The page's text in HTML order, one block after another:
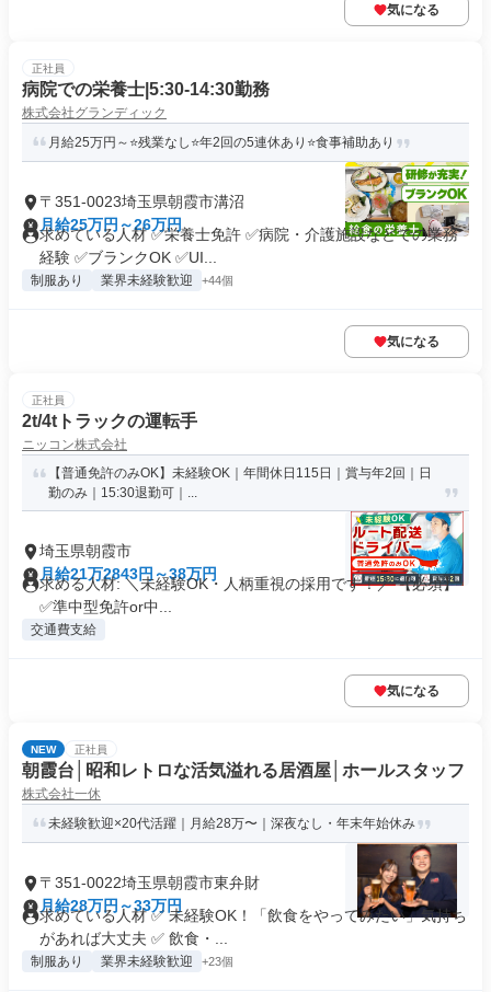
気になる
正社員
病院での栄養士|5:30‐14:30勤務
株式会社グランディック
月給25万円～⭐残業なし⭐年2回の5連休あり⭐食事補助あり
〒351-0023埼玉県朝霞市溝沼
月給25万円～26万円
求めている人材 ✅栄養士免許 ✅病院・介護施設などでの業務
経験 ✅ブランクOK ✅UI...
制服あり 業界未経験歓迎 +44個
気になる
正社員
2t/4tトラックの運転手
ニッコン株式会社
【普通免許のみOK】未経験OK｜年間休日115日｜賞与年2回｜日
勤のみ｜15:30退勤可｜...
埼玉県朝霞市
月給21万2843円～38万円
求める人材: ＼未経験OK・人柄重視の採用です！／ 【必須】
✅️準中型免許or中...
交通費支給
気になる
NEW 正社員
朝霞台│昭和レトロな活気溢れる居酒屋│ホールスタッフ
株式会社一休
未経験歓迎×20代活躍｜月給28万〜｜深夜なし・年末年始休み
〒351-0022埼玉県朝霞市東弁財
月給28万円～33万円
求めている人材 ✅ 未経験OK！「飲食をやってみたい」気持ち
があれば大丈夫 ✅ 飲食・...
制服あり 業界未経験歓迎 +23個